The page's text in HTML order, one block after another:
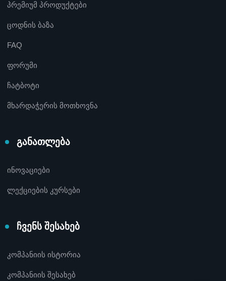
პრემიუმ პროდუქტები
ცოდნის ბაზა
FAQ
ფორუმი
ჩატბოტი
მხარდაჭერის მოთხოვნა
განათლება
ინოვაციები
ლექციების კურსები
ჩვენს შესახებ
კომპანიის ისტორია
კომპანიის შესახებ